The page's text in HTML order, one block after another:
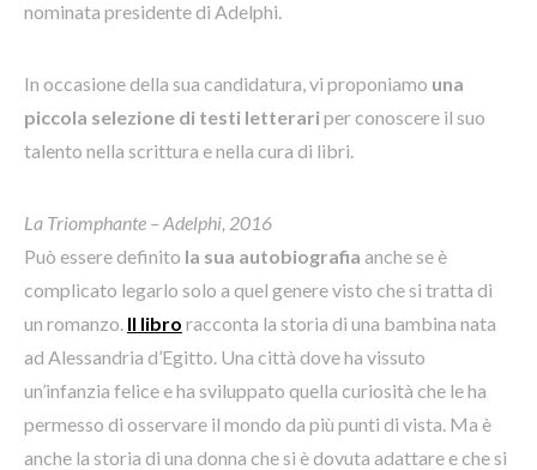
nominata presidente di Adelphi.
In occasione della sua candidatura, vi proponiamo una
piccola selezione di testi letterariper conoscere il suo
talento nella scrittura e nella cura di libri.
La Triomphante – Adelphi, 2016
Può essere definito la sua autobiografia anche se è
complicato legarlo solo a quel genere visto che si tratta di
un romanzo. Il libro racconta la storia di una bambina nata
ad Alessandria d’Egitto. Una città dove ha vissuto
un’infanzia felice e ha sviluppato quella curiosità che le ha
permesso di osservare il mondo da più punti di vista. Ma è
anche la storia di una donna che si è dovuta adattare e che si